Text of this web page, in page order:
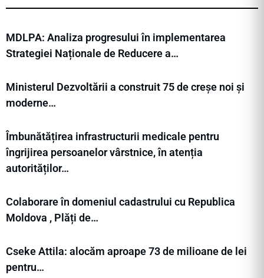
MDLPA: Analiza progresului în implementarea
Strategiei Naționale de Reducere a…
Ministerul Dezvoltării a construit 75 de creșe noi și
moderne…
Îmbunătățirea infrastructurii medicale pentru
îngrijirea persoanelor vârstnice, în atenția
autorităților…
Colaborare în domeniul cadastrului cu Republica
Moldova , Plăți de…
Cseke Attila: alocăm aproape 73 de milioane de lei
pentru…